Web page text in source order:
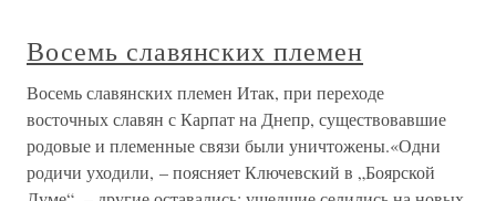
Восемь славянских племен
Восемь славянских племен Итак, при переходе
восточных славян с Карпат на Днепр, существовавшие
родовые и племенные связи были уничтожены.«Одни
родичи уходили, – поясняет Ключевский в „Боярской